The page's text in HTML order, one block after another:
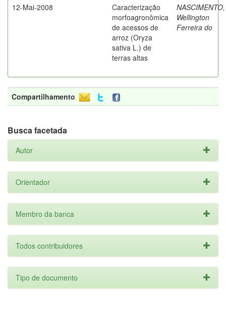
12-Mai-2008
Caracterização
morfoagronômica
de acessos de
arroz (Oryza
sativa L.) de
terras altas
NASCIMENTO,
Wellington
Ferreira do
Compartilhamento
Busca facetada
Autor
Orientador
Membro da banca
Todos contribuidores
Tipo de documento